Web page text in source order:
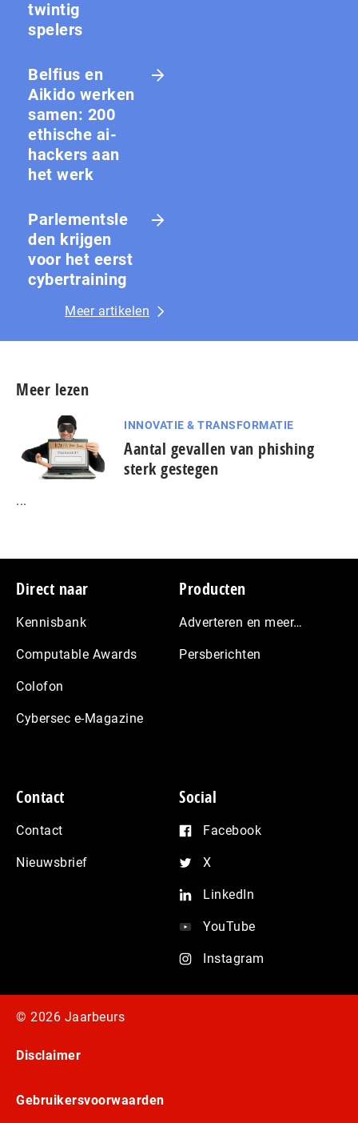
twintig
spelers
Belfius en
Aikido werken
samen: 200
ethische ai-
hackers aan
het werk
Parlementsle
den krijgen
voor het eerst
cybertraining
Meer artikelen
Meer lezen
INNOVATIE & TRANSFORMATIE
Aantal gevallen van phishing
sterk gestegen
...
Footer
Direct naar
Kennisbank
Computable Awards
Colofon
Cybersec e-Magazine
Producten
Adverteren en meer…
Persberichten
Contact
Contact
Nieuwsbrief
Social
Facebook
X
LinkedIn
YouTube
Instagram
© 2026 Jaarbeurs
Disclaimer
Gebruikersvoorwaarden